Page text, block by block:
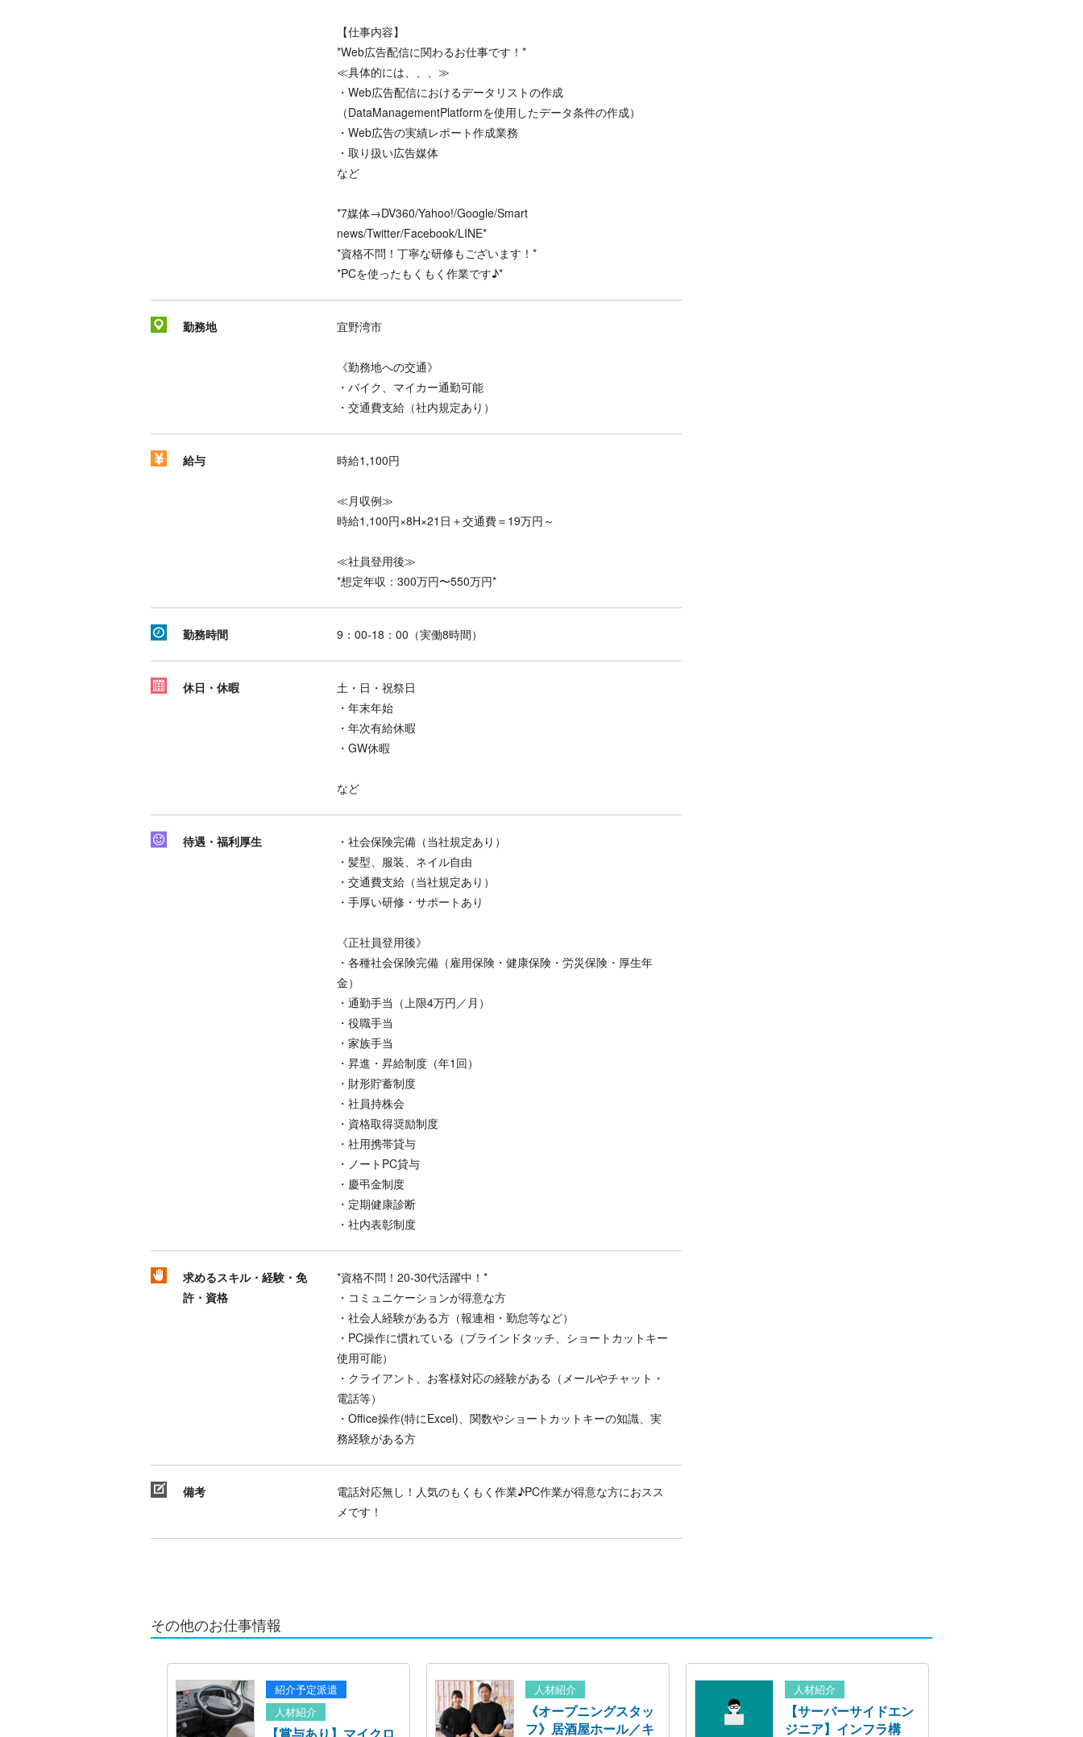
【仕事内容】
*Web広告配信に関わるお仕事です！*
≪具体的には、、、≫
・Web広告配信におけるデータリストの作成
（DataManagementPlatformを使用したデータ条件の作成）
・Web広告の実績レポート作成業務
・取り扱い広告媒体
など
*7媒体→DV360/Yahoo!/Google/Smart
news/Twitter/Facebook/LINE*
*資格不問！丁寧な研修もございます！*
*PCを使ったもくもく作業です♪*
勤務地 宜野湾市
《勤務地への交通》
・バイク、マイカー通勤可能
・交通費支給（社内規定あり）
給与 時給1,100円
≪月収例≫
時給1,100円×8H×21日＋交通費＝19万円～
≪社員登用後≫
*想定年収：300万円〜550万円*
勤務時間 9：00-18：00（実働8時間）
休日・休暇
土・日・祝祭日
・年末年始
・年次有給休暇
・GW休暇
など
待遇・福利厚生
・社会保険完備（当社規定あり）
・髪型、服装、ネイル自由
・交通費支給（当社規定あり）
・手厚い研修・サポートあり
《正社員登用後》
・各種社会保険完備（雇用保険・健康保険・労災保険・厚生年
金）
・通勤手当（上限4万円／月）
・役職手当
・家族手当
・昇進・昇給制度（年1回）
・財形貯蓄制度
・社員持株会
・資格取得奨励制度
・社用携帯貸与
・ノートPC貸与
・慶弔金制度
・定期健康診断
・社内表彰制度
求めるスキル・経験・免
許・資格
*資格不問！20-30代活躍中！*
・コミュニケーションが得意な方
・社会人経験がある方（報連相・勤怠等など）
・PC操作に慣れている（ブラインドタッチ、ショートカットキー
使用可能）
・クライアント、お客様対応の経験がある（メールやチャット・
電話等）
・Office操作(特にExcel)、関数やショートカットキーの知識、実
務経験がある方
備考
電話対応無し！人気のもくもく作業♪PC作業が得意な方におスス
メです！
その他のお仕事情報
紹介予定派遣
人材紹介
【賞与あり】マイクロ
人材紹介
《オープニングスタッ
フ》居酒屋ホール／キ
人材紹介
【サーバーサイドエン
ジニア】インフラ構